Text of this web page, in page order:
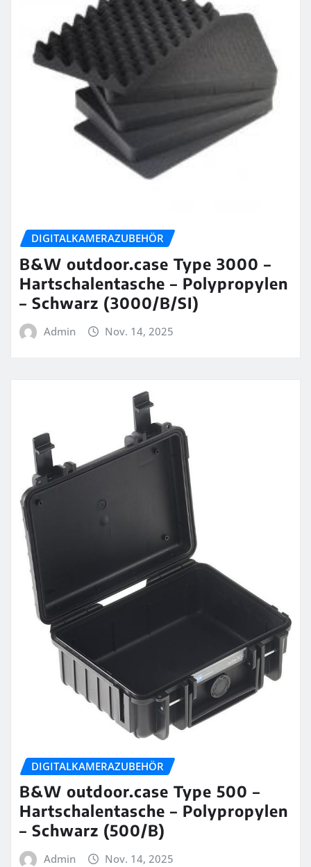
DIGITALKAMERAZUBEHÖR
B&W outdoor.case Type 3000 –
Hartschalentasche – Polypropylen
– Schwarz (3000/B/SI)
Admin Nov. 14, 2025
DIGITALKAMERAZUBEHÖR
B&W outdoor.case Type 500 –
Hartschalentasche – Polypropylen
– Schwarz (500/B)
Admin Nov. 14, 2025